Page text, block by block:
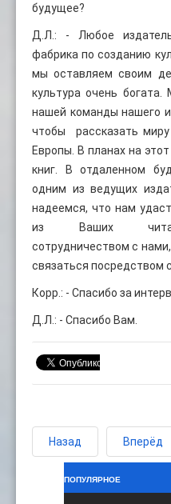
будущее?
Д.Л.: - Любое
фабрика по созданию
мы оставляем своим
культура очень
нашей команды нашего
чтобы рассказать
Европы. В планах на
книг. В отдаленном
одним из ведущих
надеемся, что нам
из Ваших
сотрудничеством с
связаться посредством
Корр.: - Спасибо за
Д.Л.: - Спасибо Вам.
Назад Вперёд
ПОПУЛЯРНОЕ